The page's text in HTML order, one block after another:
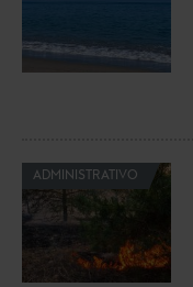
ADMINISTRATIVO